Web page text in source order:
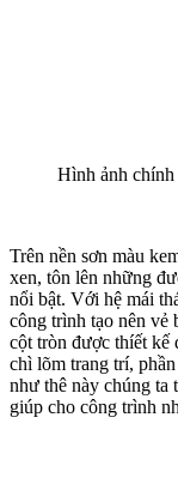
Hình ảnh chính
Trên nền sơn màu
xen, tôn lên những
nổi bật. Với hệ mái
công trình tạo nên vẻ
cột tròn được thíết kế
chì lõm trang trí,
như thê này chúng ta
giúp cho công trình